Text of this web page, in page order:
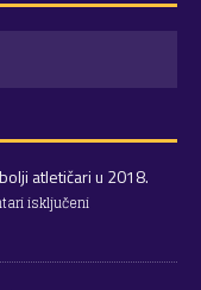
atletičari u 2018.
isključeni